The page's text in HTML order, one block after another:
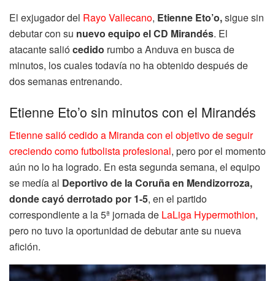
El exjugador del Rayo Vallecano, Etienne Eto’o,sigue sin
debutar con su nuevo equipo el CD Mirandés. El
atacante saliócedido rumbo a Anduva en busca de
minutos, los cuales todavía no ha obtenido después de
dos semanas entrenando.
Etienne Eto’o sin minutos con el Mirandés
Etienne salió cedido a Miranda con el objetivo de seguir
creciendo como futbolista profesional, pero por el momento
aún no lo ha logrado. En esta segunda semana, el equipo
se medía al Deportivo de la Coruña en Mendizorroza,
donde cayó derrotado por 1-5, en el partido
correspondiente a la 5ª jornada de LaLiga Hypermothion,
pero no tuvo la oportunidad de debutar ante su nueva
afición.